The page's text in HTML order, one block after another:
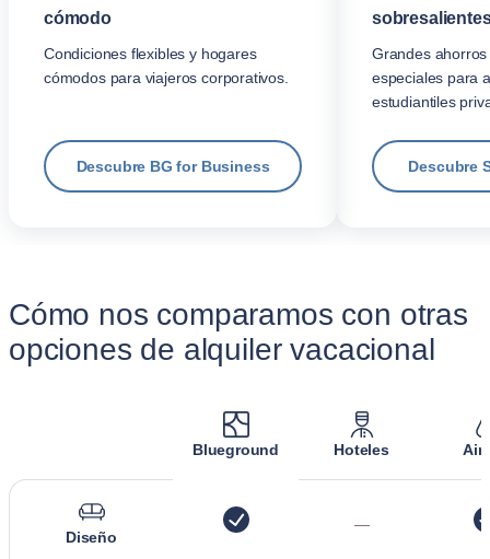
cómodo
Condiciones flexibles y hogares
cómodos para viajeros corporativos.
Descubre BG for Business
Grandes
especiales para
estudiantiles
Descubre
Cómo nos comparamos con otras
opciones de alquiler vacacional
Blueground Hoteles
Diseño
—